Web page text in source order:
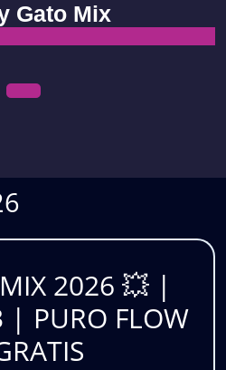
Gato Mix
2026 💥 |
| PURO FLOW